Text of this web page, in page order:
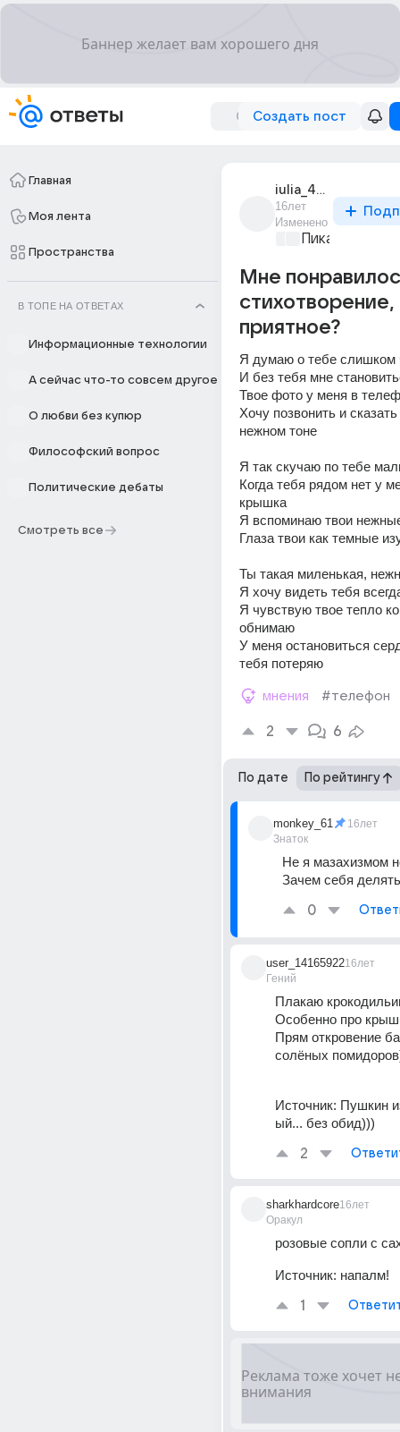
Создать пост
Главная
Моя лента
Пространства
В ТОПЕ НА ОТВЕТАХ
Информационные технологии
А сейчас что-то совсем другое
О любви без купюр
Философский вопрос
Политические дебаты
Смотреть все
iulia_4458
16лет
Изменено
Пикантно о
Мне
стихотворение,
приятное?
Я думаю о тебе слишком
И без тебя мне
Твое фото у меня в
Хочу позвонить и
нежном тоне
Я так скучаю по тебе
Когда тебя рядом нет у
крышка
Я вспоминаю твои
Глаза твои как темные
Ты такая миленькая,
Я хочу видеть тебя
Я чувствую твое тепло
обнимаю
У меня остановиться
тебя потеряю
мнения #телефон
2 6
По дате По рейтингу
monkey_61
Знаток
16лет
Не я мазахизмом
Зачем себя
0
user_14165922
Гений
16лет
Плакаю
Особенно про
Прям откровение
солёных
Источник: Пушкин
ый... без обид)))
2
sharkhardcore
Оракул
16лет
розовые сопли с
Источник: напалм!
1